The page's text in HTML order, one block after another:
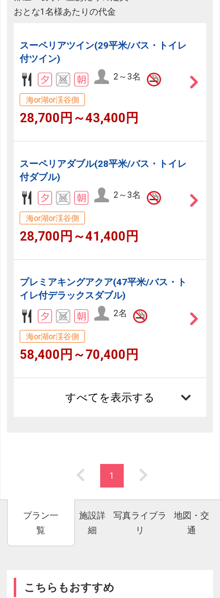
おとな1名様あたりの代金
スーペリアツイン(29平米/バス・トイレ
付ツイン)
2～3名
海or湖or渓谷側
28,700円～43,400円
スーペリアダブル(28平米/バス・トイレ
付ダブル)
2～3名
海or湖or渓谷側
28,700円～41,400円
プレミアキングアクア(47平米/バス・ト
イレ付デラックスダブル)
2名
海or湖or渓谷側
58,400円～70,400円
すべてを表示する
1
プラン一
覧
施設詳
細
写真ライブラ
リ
地図・交
通
こちらもおすすめ